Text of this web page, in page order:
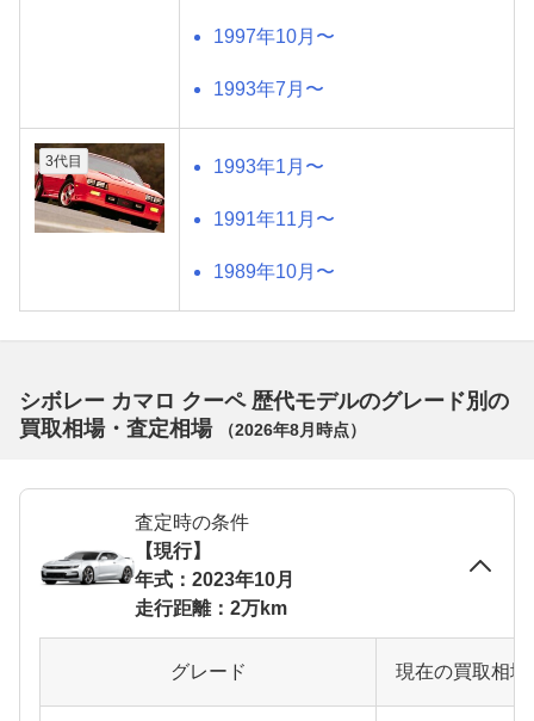
1997年10月〜
1993年7月〜
3代目 1993年1月〜
1991年11月〜
1989年10月〜
シボレー カマロ クーペ 歴代モデルのグレード別の
買取相場・査定相場
（2026年8月 時点）
査定時の条件
【現行】
年式：2023年10月
走行距離：2万km
グレード 現在の買取相